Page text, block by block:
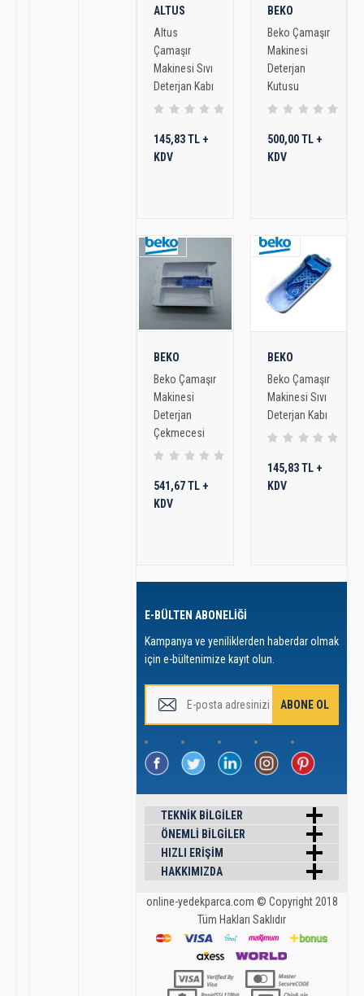
ALTUS
Altus
Çamaşır
Makinesi Sıvı
Deterjan Kabı
145,83 TL +
KDV
BEKO
Beko Çamaşır
Makinesi
Deterjan
Kutusu
500,00 TL +
KDV
BEKO
Beko Çamaşır
Makinesi
Deterjan
Çekmecesi
541,67 TL +
KDV
BEKO
Beko Çamaşır
Makinesi Sıvı
Deterjan Kabı
145,83 TL +
KDV
E-BÜLTEN ABONELİĞİ
Kampanya ve yeniliklerden haberdar olmak
için e-bültenimize kayıt olun.
TEKNIK BILGILER
ÖNEMLI BILGILER
HIZLI ERIŞIM
HAKKIMIZDA
online-yedekparca.com © Copyright 2018
Tüm Hakları Saklıdır